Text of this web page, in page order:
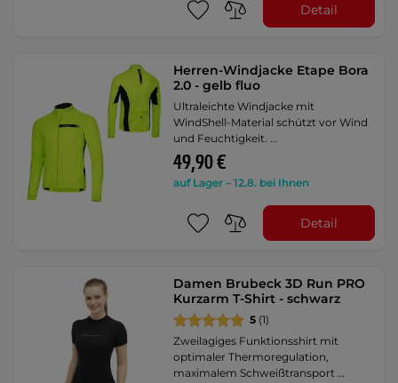
Detail
Herren-Windjacke Etape Bora
2.0 - gelb fluo
Ultraleichte Windjacke mit
WindShell-Material schützt vor Wind
und Feuchtigkeit. …
49,90 €
auf Lager – 12.8. bei Ihnen
Detail
Damen Brubeck 3D Run PRO
Kurzarm T-Shirt - schwarz
5 (1)
Zweilagiges Funktionsshirt mit
optimaler Thermoregulation,
maximalem Schweißtransport …